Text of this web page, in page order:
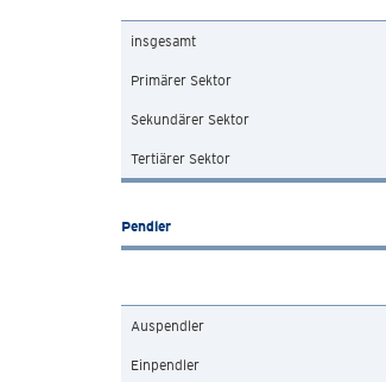
insgesamt
Primärer Sektor
Sekundärer Sektor
Tertiärer Sektor
Pendler
Auspendler
Einpendler